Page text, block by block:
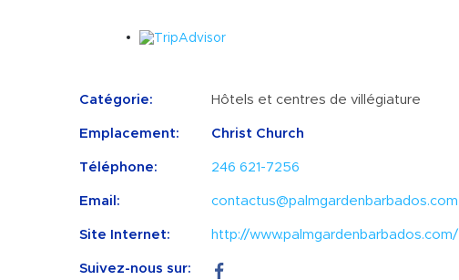
Catégorie: Hôtels et centres de villégiature
Emplacement: Christ Church
Téléphone: 246 621-7256
Email: contactus@palmgardenbarbados.com
Site Internet: http://www.palmgardenbarbados.com/
Suivez-nous sur: